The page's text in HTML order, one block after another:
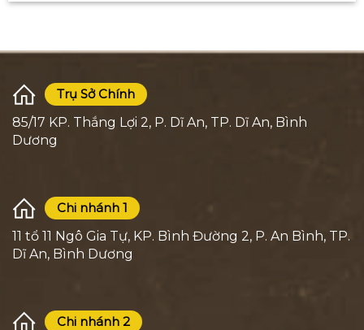
Trụ Sở Chính
85/17 KP. Thắng Lợi 2, P. Dĩ An, TP. Dĩ An, Bình
Dương
Chi nhánh 1
11 tổ 11 Ngô Gia Tự, KP. Bình Đường 2, P. An Bình, TP.
Dĩ An, Bình Dương
Chi nhánh 2